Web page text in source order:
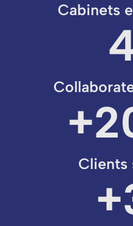
Cabinets
Clients